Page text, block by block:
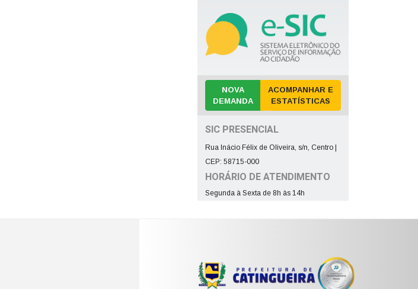
NOVA
DEMANDA
ACOMPANHAR E
ESTATÍSTICAS
SIC PRESENCIAL
Rua Inácio Félix de Oliveira, s/n, Centro |
CEP: 58715-000
HORÁRIO DE ATENDIMENTO
Segunda à Sexta de 8h às 14h